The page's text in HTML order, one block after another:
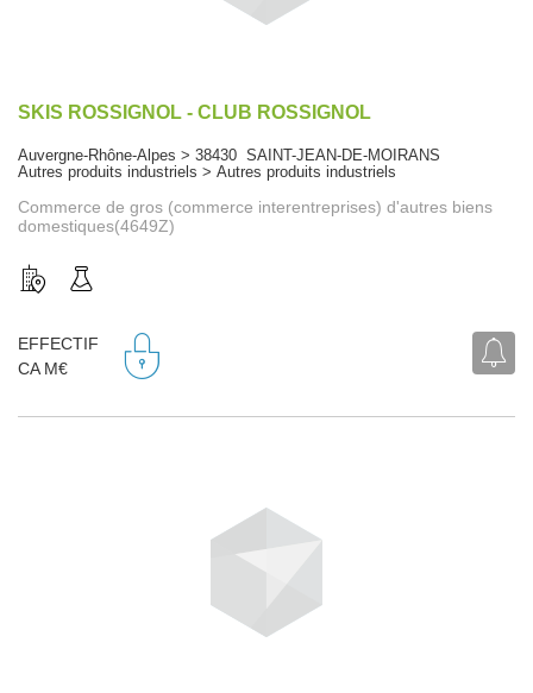
SKIS ROSSIGNOL - CLUB ROSSIGNOL
Auvergne-Rhône-Alpes > 38430 SAINT-JEAN-DE-MOIRANS
Autres produits industriels > Autres produits industriels
Commerce de gros (commerce interentreprises) d'autres biens
domestiques(4649Z)
EFFECTIF
CA M€